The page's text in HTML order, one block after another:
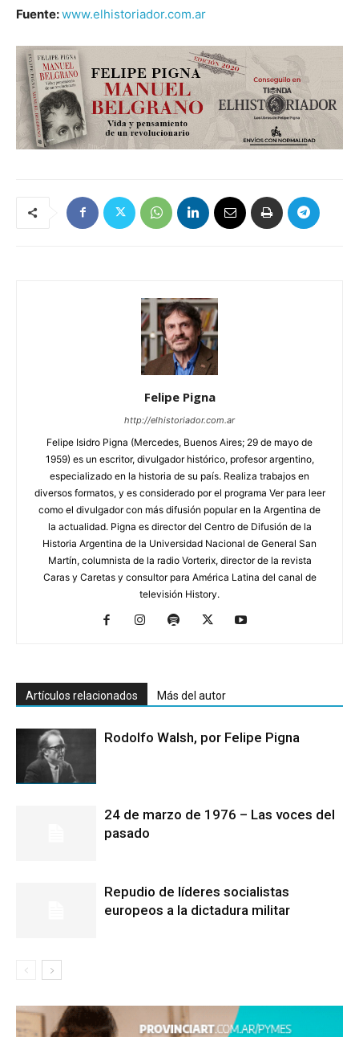
Fuente:www.elhistoriador.com.ar
Felipe Pigna
http://elhistoriador.com.ar
Felipe Isidro Pigna (Mercedes, Buenos Aires; 29 de mayo de
1959) es un escritor, divulgador histórico, profesor argentino,
especializado en la historia de su país. Realiza trabajos en
diversos formatos, y es considerado por el programa Ver para leer
como el divulgador con más difusión popular en la Argentina de
la actualidad. Pigna es director del Centro de Difusión de la
Historia Argentina de la Universidad Nacional de General San
Martín, columnista de la radio Vorterix, director de la revista
Caras y Caretas y consultor para América Latina del canal de
televisión History.
Artículos relacionados Más del autor
Rodolfo Walsh, por Felipe Pigna
24 de marzo de 1976 – Las voces del
pasado
Repudio de líderes socialistas
europeos a la dictadura militar